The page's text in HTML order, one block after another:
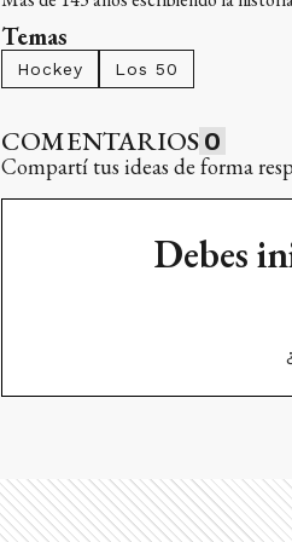
Temas
Hockey Los 50
COMENTARIOS 0
Compartí tus ideas de forma
Debes